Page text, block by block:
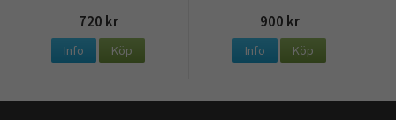
720 kr
Info Köp
900 kr
Info Köp